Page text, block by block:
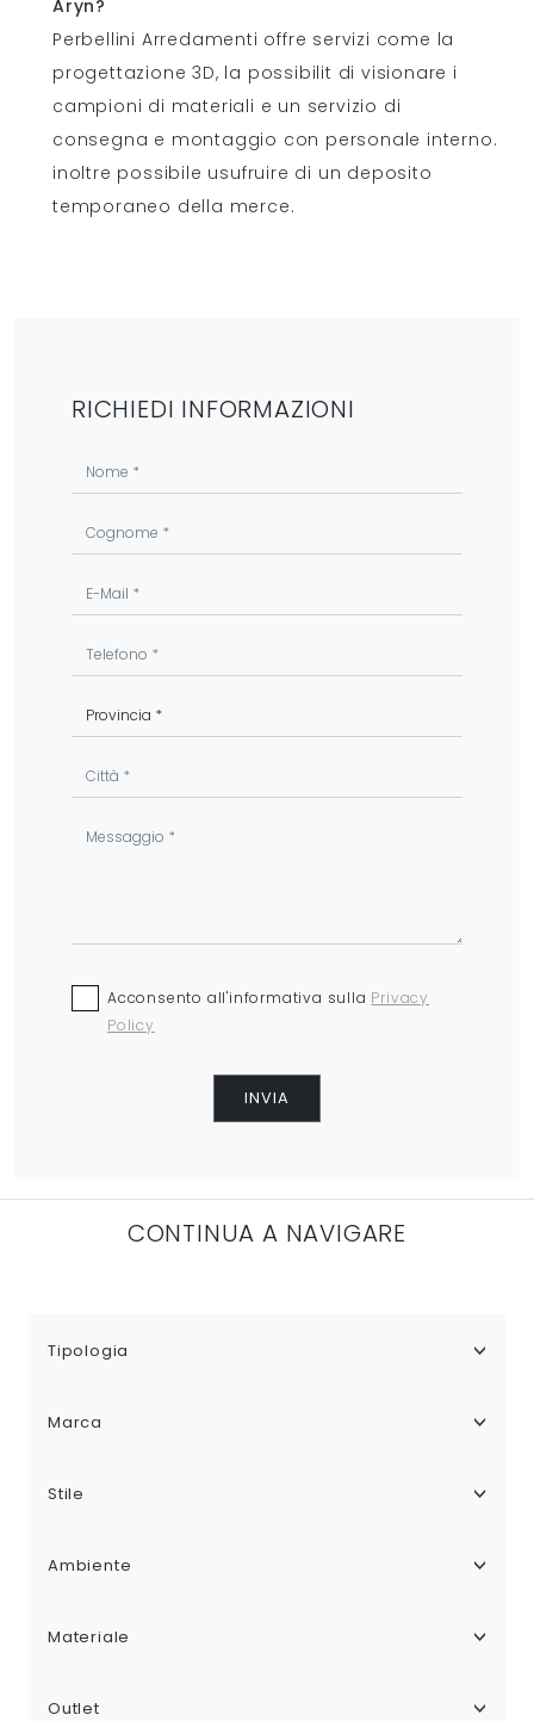
Aryn?
Perbellini Arredamenti offre servizi come la
progettazione 3D, la possibilit di visionare i
campioni di materiali e un servizio di
consegna e montaggio con personale interno.
inoltre possibile usufruire di un deposito
temporaneo della merce.
RICHIEDI INFORMAZIONI
Acconsento all'informativa sulla Privacy
Policy
INVIA
CONTINUA A NAVIGARE
Tipologia
Marca
Stile
Ambiente
Materiale
Outlet